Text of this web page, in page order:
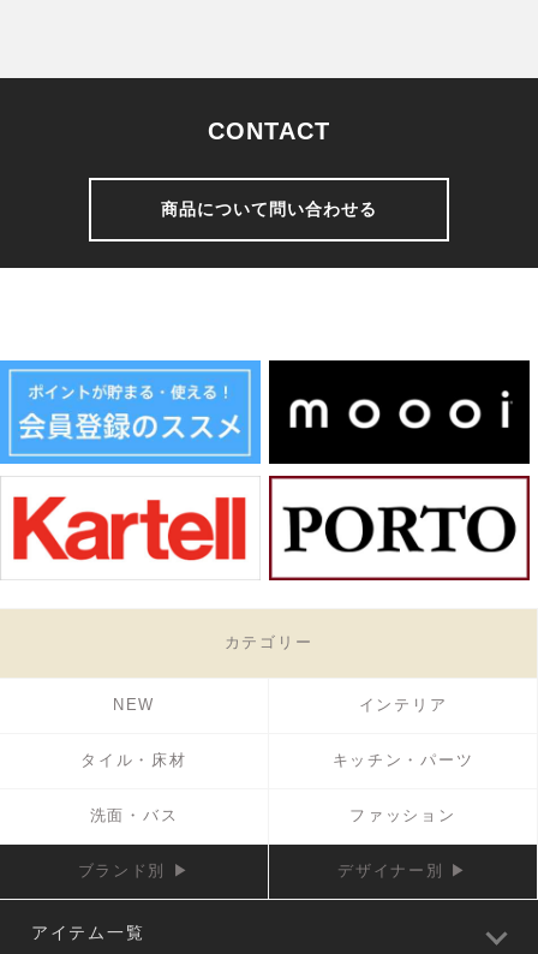
CONTACT
商品について問い合わせる
カテゴリー
NEW インテリア
タイル・床材 キッチン・パーツ
洗面・バス ファッション
ブランド別 ▶ デザイナー別 ▶
アイテム一覧